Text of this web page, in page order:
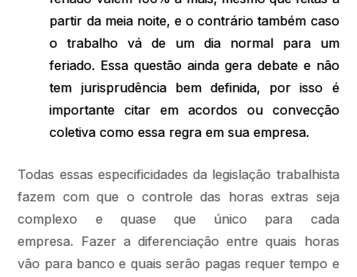
partir da meia noite, e o contrário também caso
o trabalho vá de um dia normal para um
feriado. Essa questão ainda gera debate e não
tem jurisprudência bem definida, por isso é
importante citar em acordos ou convecção
coletiva como essa regra em sua empresa.
Todas essas especificidades da legislação trabalhista
fazem com que o controle das horas extras seja
complexo e quase que único para cada
empresa. Fazer a diferenciação entre quais horas
vão para banco e quais serão pagas requer tempo e